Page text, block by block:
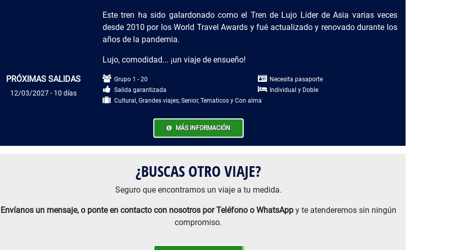
Este tren ha sido galardonado como el Tren de Lujo Líder de Asia varias veces
desde 2010 por los World Travel Awards y fué actualizado y renovado durante los
años de la pandemia.
Lujo, comodidad... ¡un viaje de ensueño!
Grupo 1 - 20
Necesita pasaporte
Salida garantizada
Individual y Doble
Cultural, Grandes viajes, Senior, Tematicos y Con alma
PRÓXIMAS SALIDAS
12/03/2027 - 10 días
MÁS INFORMACIÓN
¿BUSCAS OTRO VIAJE?
Seguro que encontramos un viaje a tu medida.
Envíanos un mensaje, o ponte en contacto con nosotros por Teléfono o WhatsAppy te atenderemos sin ningún
compromiso.